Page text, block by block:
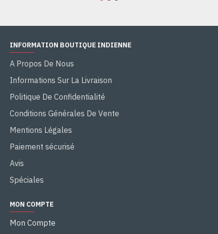
INFORMATION BOUTIQUE INDIENNE
A Propos De Nous
Informations Sur La Livraison
Politique De Confidentialité
Conditions Générales De Vente
Mentions Légales
Paiement sécurisé
Avis
Spéciales
MON COMPTE
Mon Compte